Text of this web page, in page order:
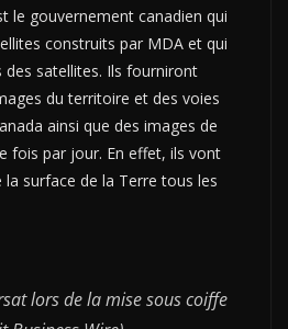
le gouvernement canadien qui
construits par MDA et qui
satellites. Ils fourniront
du territoire et des voies
ainsi que des images de
fois par jour. En effet, ils vont
la surface de la Terre tous les
lors de la mise sous coiffe